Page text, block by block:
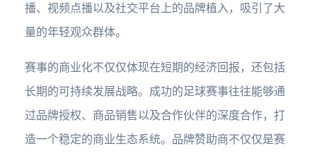
播、视频点播以及社交平台上的品牌植入，吸引了大
量的年轻观众群体。
赛事的商业化不仅仅体现在短期的经济回报，还包括
长期的可持续发展战略。成功的足球赛事往往能够通
过品牌授权、商品销售以及合作伙伴的深度合作，打
造一个稳定的商业生态系统。品牌赞助商不仅仅是赛